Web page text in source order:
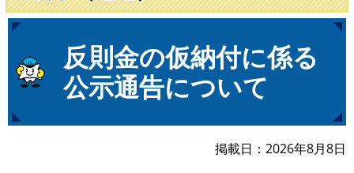
文
へ
文
反則金の仮納付に係る
公示通告について
掲載日 2026年8月8日